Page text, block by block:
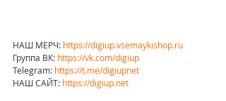
НАШ МЕРЧ: https://digiup.vsemaykishop.ru
Группа ВК: https://vk.com/digiup
Telegram: https://t.me/digiupnet
НАШ САЙТ: https://digiup.net